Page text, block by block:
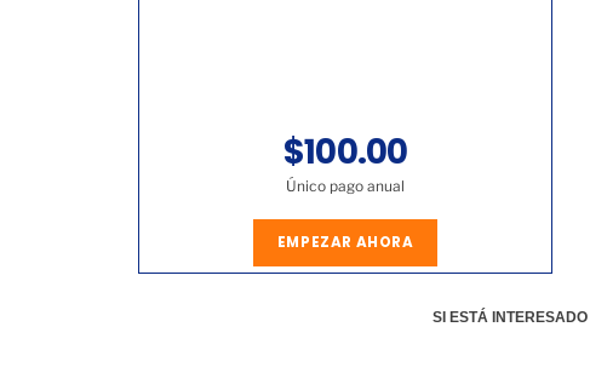
$100.00
Único pago anual
EMPEZAR AHORA
SI ESTÁ